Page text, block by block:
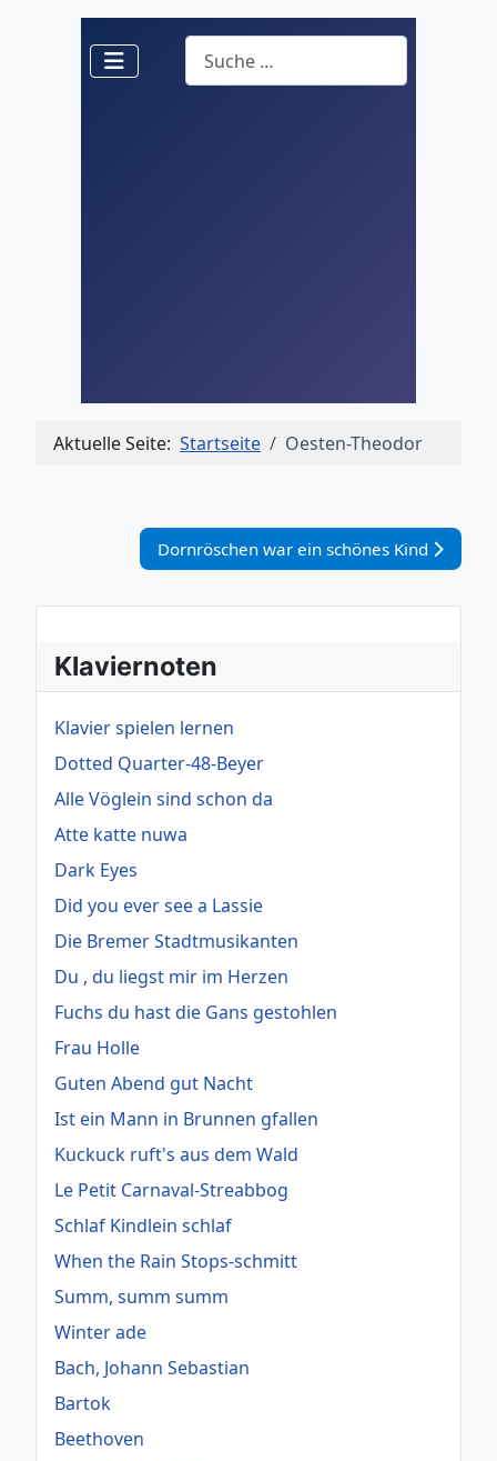
Suchen
Aktuelle Seite: Startseite Oesten-Theodor
Nächster Beitrag: Dornröschen war ein
Dornröschen war ein schönes Kind
Klaviernoten
Klavier spielen lernen
Dotted Quarter-48-Beyer
Alle Vöglein sind schon da
Atte katte nuwa
Dark Eyes
Did you ever see a Lassie
Die Bremer Stadtmusikanten
Du , du liegst mir im Herzen
Fuchs du hast die Gans gestohlen
Frau Holle
Guten Abend gut Nacht
Ist ein Mann in Brunnen gfallen
Kuckuck ruft's aus dem Wald
Le Petit Carnaval-Streabbog
Schlaf Kindlein schlaf
When the Rain Stops-schmitt
Summ, summ summ
Winter ade
Bach, Johann Sebastian
Bartok
Beethoven